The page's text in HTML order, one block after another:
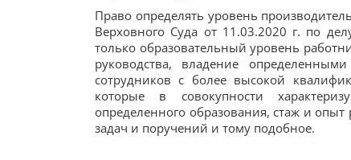
Право определять уровень
Верховного Суда от 11.03.2020 г. по
только образовательный уровень
руководства, владение
сотрудников с более высокой
которые в совокупности
определенного образования, стаж и
задач и поручений и тому подобное.